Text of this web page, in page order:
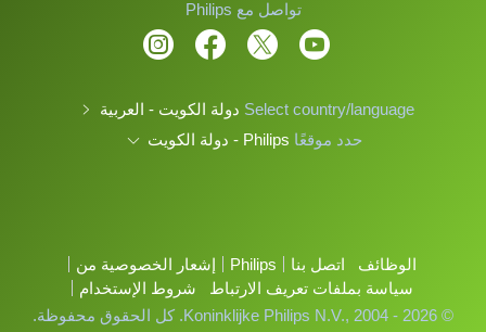
تواصل مع Philips
Select country/language دولة الكويت - العربية
حدد موقعًاPhilips - دولة الكويت
الوظائف اتصل بنا Philips
إشعار الخصوصية من
سياسة بملفات تعريف الارتباط
شروط الإستخدام
© Koninklijke Philips N.V., 2004 - 2026. كل الحقوق محفوظة.